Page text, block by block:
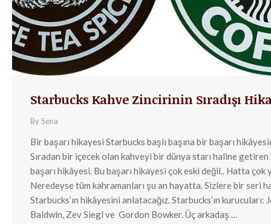
Starbucks Kahve Zincirinin Sıradışı
BySena
Bir başarı hikayesi Starbucks başlı başına bir başarı
Sıradan bir içecek olan kahveyi bir dünya starı haline
başarı hikâyesi. Bu başarı hikayesi çok eski değil.. Hatta çok
Neredeyse tüm kahramanları şu an hayatta. Sizlere bir seri
Starbucks’ın hikâyesini anlatacağız. Starbucks’ın kurucuları:
Baldwin, Zev Siegl ve Gordon Bowker. Üç arkadaş …